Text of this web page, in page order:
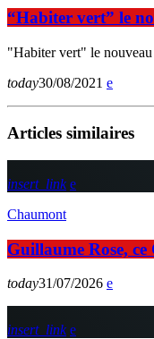
“Habiter vert” le
"Habiter vert" le
today30/08/2021
Articles similaires
insert_link
Chaumont
Guillaume Rose,
today31/07/2026
insert_link